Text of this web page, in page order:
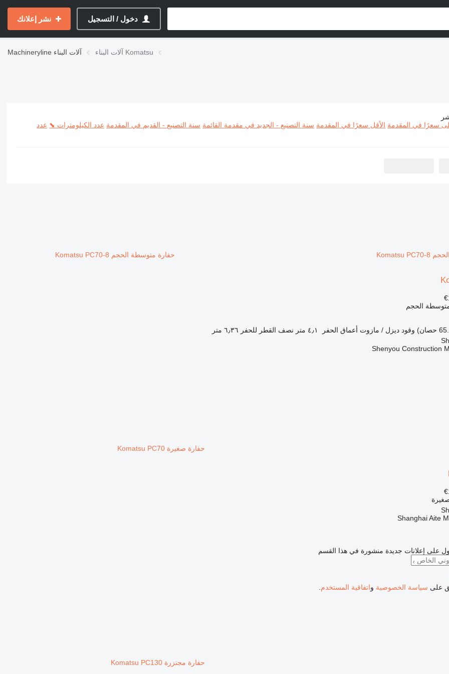
دخول / التسجيل نشر إعلانك
Machineryline آلات البناء آلات البناء Komatsu
آلات البناء Komatsu
سعرًا في المقدمة الأقل سعرًا في المقدمة سنة التصنيع - الجديد في مقدمة القائمة سنة التصنيع - القديم في المقدمة عدد الكيلومترات ⬊ عدد
حفارة متوسطة الحجم Komatsu PC70-8
متوسطة الحجم
وقود ديزل / مازوت أعماق الحفر ٤٫١ متر نصف القطر للحفر ٦٫٣٦ متر
Shenyou Construction
حفارة صغيرة Komatsu PC70
Shanghai Aite
على إعلانات جديدة منشورة في هذا القسم
على سياسة الخصوصية واتفاقية المستخدم
حفارة مجنزرة Komatsu PC130